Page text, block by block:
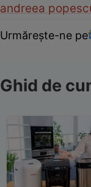
andreea
Urmărește-ne pe
Ghid de